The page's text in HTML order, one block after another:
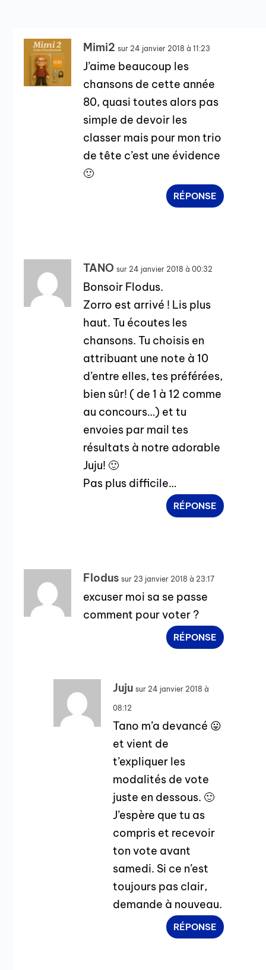
Mimi2 sur 24 janvier 2018 à 11:23
J’aime beaucoup les
chansons de cette année
80, quasi toutes alors pas
simple de devoir les
classer mais pour mon trio
de tête c’est une évidence
🙂
RÉPONSE
TANO sur 24 janvier 2018 à 00:32
Bonsoir Flodus.
Zorro est arrivé ! Lis plus
haut. Tu écoutes les
chansons. Tu choisis en
attribuant une note à 10
d’entre elles, tes préférées,
bien sûr! ( de 1 à 12 comme
au concours…) et tu
envoies par mail tes
résultats à notre adorable
Juju! 🙂
Pas plus difficile…
RÉPONSE
Flodus sur 23 janvier 2018 à 23:17
excuser moi sa se passe
comment pour voter ?
RÉPONSE
Juju sur 24 janvier 2018 à
08:12
Tano m’a devancé 😛
et vient de
t’expliquer les
modalités de vote
juste en dessous. 🙂
J’espère que tu as
compris et recevoir
ton vote avant
samedi. Si ce n’est
toujours pas clair,
demande à nouveau.
RÉPONSE